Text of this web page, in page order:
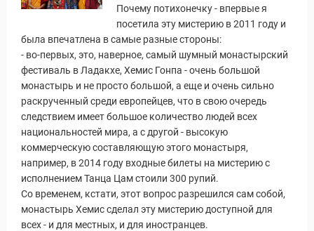
Почему потихонечку - впервые я
посетила эту мистерию в 2011 году и
была впечатлена в самые разные стороны:
- во-первых, это, наверное, самый шумный монастырский
фестиваль в Ладакхе, Хемис Гонпа - очень большой
монастырь и не просто большой, а еще и очень сильно
раскрученный среди европейцев, что в свою очередь
следствием имеет большое количество людей всех
национальностей мира, а с другой - высокую
коммерческую составляющую этого монастыря,
например, в 2014 году входные билеты на мистерию с
исполнением Танца Цам стоили 300 рупий.
Со временем, кстати, этот вопрос разрешился сам собой,
монастырь Хемис сделал эту мистерию доступной для
всех - и для местных, и для иностранцев.